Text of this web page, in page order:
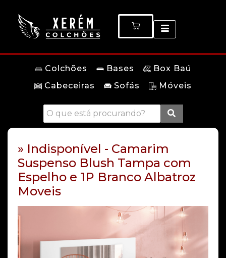
Colchões Bases
Box Baú
Cabeceiras
Sofás Móveis
» Indisponível - Camarim
Suspenso Blush Tampa com
Espelho e 1P Branco Albatroz
Moveis